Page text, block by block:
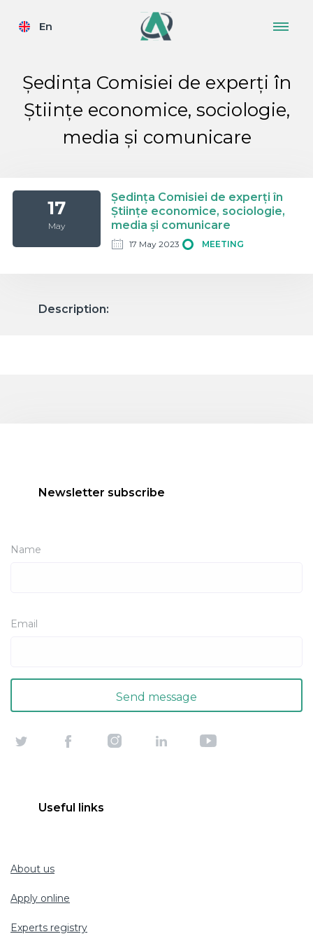
En
Ședința Comisiei de experți în
Științe economice, sociologie,
media și comunicare
17
May
Ședința Comisiei de experți în
Științe economice, sociologie,
media și comunicare
17 May 2023 MEETING
Description:
Newsletter subscribe
Name
Email
Useful links
About us
Apply online
Experts registry